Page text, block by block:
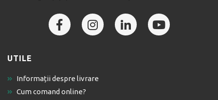
UTILE
Informații despre livrare
Cum comand online?